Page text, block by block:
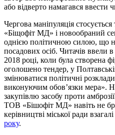
або відверто намагався ввести
Чергова маніпуляція
«Біщофіт МД» і новообраний
однією політичною силою, що
посадових осіб. Читачів ввели
2018 році, коли була створена
оголошено тендер, у
змінюватися політичні
виконуючим обов’язки мера».
закупівлю засобу проти амброзії
ТОВ «Бішофіт МД» навіть не
керівництві міської ради
року.